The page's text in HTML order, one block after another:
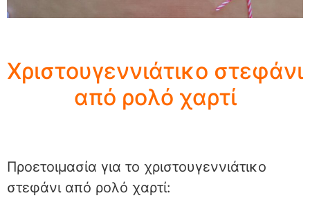
Χριστουγεννιάτικο στεφάνι
από ρολό χαρτί
Προετοιμασία για το χριστουγεννιάτικο
στεφάνι από ρολό χαρτί: